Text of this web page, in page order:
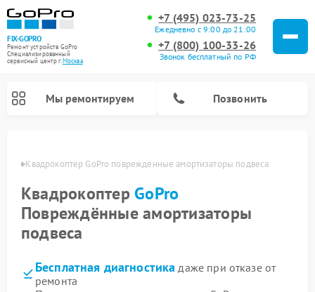
FIX-GOPRO
Ремонт устройств GoPro
Специализированный
cервисный центр г.Москва
+7 (495) 023-73-25
Ежедневно с 9:00 до 21:00
+7 (800) 100-33-26
Звонок бесплатный по РФ
Мы ремонтируем Позвонить
Квадрокоптер GoPro повреждённые амортизаторы подвеса
Квадрокоптер GoPro
Повреждённые амортизаторы
подвеса
Бесплатная диагностика даже при отказе от
ремонта